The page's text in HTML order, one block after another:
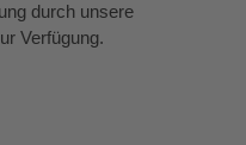
durch unsere
Verfügung.